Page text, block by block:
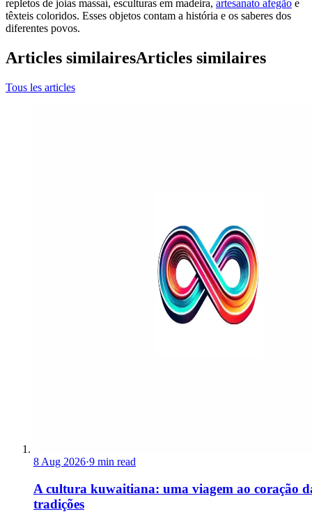
repletos de joias massaí, esculturas em madeira, artesanato afegão e
têxteis coloridos. Esses objetos contam a história e os saberes dos
diferentes povos.
Articles similairesArticles similaires
Tous les articles
8 Aug 2026·9 min read
A cultura kuwaitiana: uma viagem ao coração
tradições